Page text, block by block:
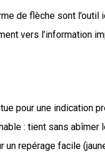
de flèche sont
vers l’information
pour une indication
: tient sans abîmer
un repérage facile